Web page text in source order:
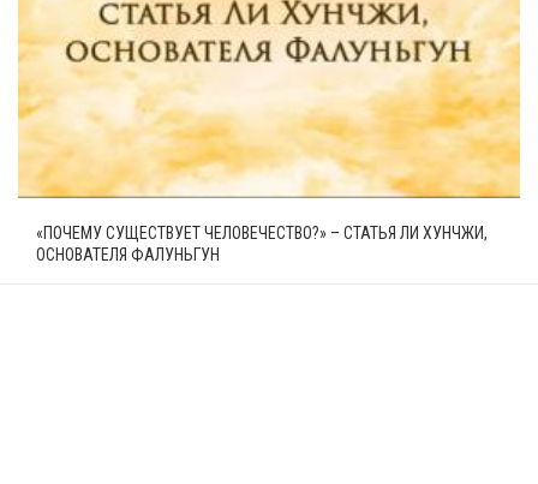
«ПОЧЕМУ СУЩЕСТВУЕТ ЧЕЛОВЕЧЕСТВО?» – СТАТЬЯ ЛИ ХУНЧЖИ,
ОСНОВАТЕЛЯ ФАЛУНЬГУН